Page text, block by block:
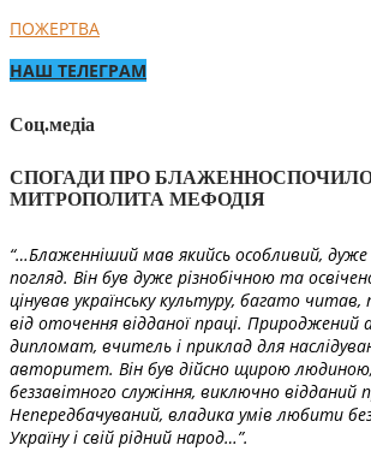
ПОЖЕРТВА
НАШ ТЕЛЕГРАМ
Соц.медіа
СПОГАДИ ПРО
МИТРОПОЛИТА МЕФОДІЯ
“…Блаженніший мав якийсь особливий,
погляд. Він був дуже різнобічною та
цінував українську культуру, багато
від оточення відданої праці. Природжений
дипломат, вчитель і приклад для
авторитет. Він був дійсно щирою
беззавітного служіння, виключно відданий
Непередбачуваний, владика умів любити
Україну і свій рідний народ…”.